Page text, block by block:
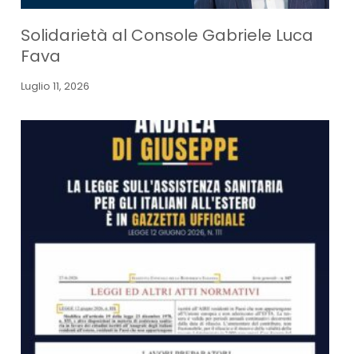
Solidarietà al Console Gabriele Luca
Fava
Luglio 11, 2026